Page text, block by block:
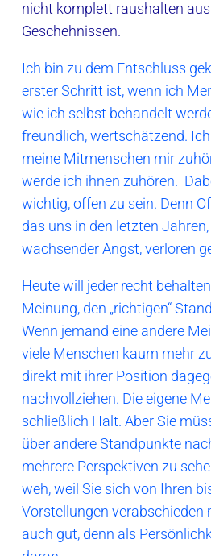
nicht komplett raushalten
Geschehnissen.
Ich bin zu dem Entschluss
erster Schritt ist, wenn ich
wie ich selbst behandelt
freundlich, wertschätzend.
meine Mitmenschen mir
werde ich ihnen zuhören.
wichtig, offen zu sein. Denn
das uns in den letzten
wachsender Angst, verloren
Heute will jeder recht
Meinung, den „richtigen“
Wenn jemand eine andere
viele Menschen kaum mehr
direkt mit ihrer Position
nachvollziehen. Die eigene
schließlich Halt. Aber Sie
über andere Standpunkte
mehrere Perspektiven zu
weh, weil Sie sich von Ihren
Vorstellungen verabschieden
auch gut, denn als